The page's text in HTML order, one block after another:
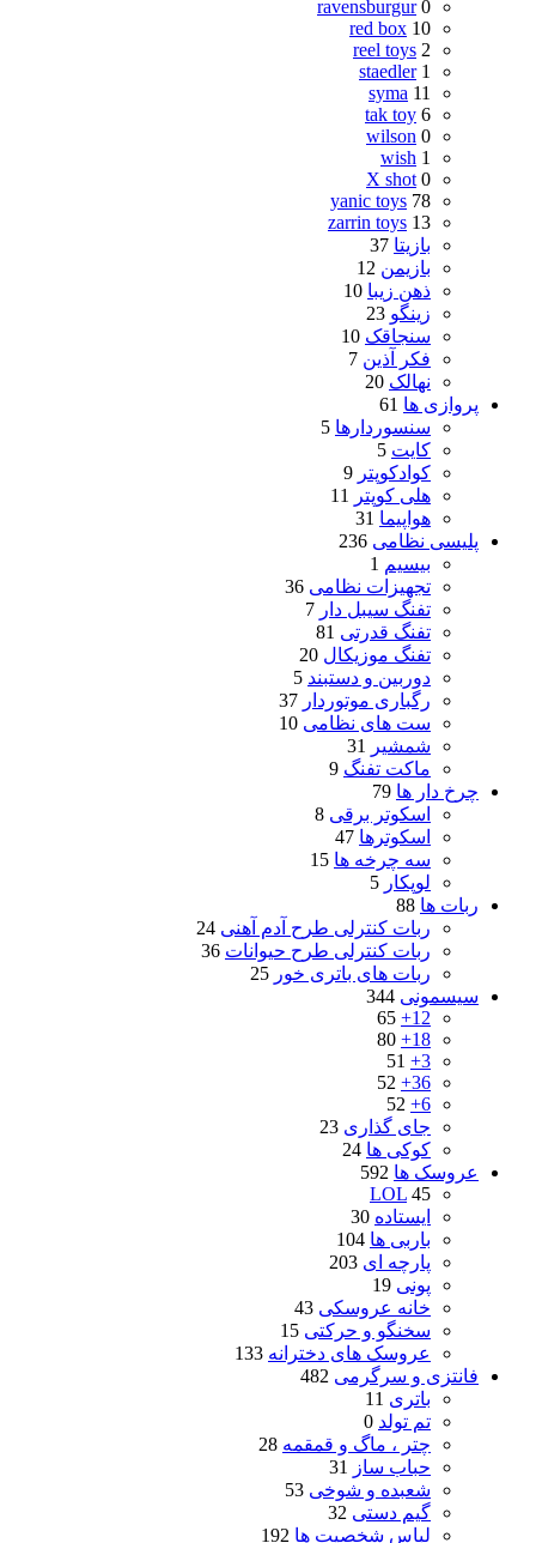
ravensburgur 0
red box 10
reel toys 2
staedler 1
syma 11
tak toy 6
wilson 0
wish 1
X shot 0
yanic toys 78
zarrin toys 13
بازیتا 37
بازیمن 12
ذهن زیبا 10
زینگو 23
سنجاقک 10
فکر آذین 7
نهالک 20
پروازی ها 61
سنسوردارها 5
کایت 5
کوادکوپتر 9
هلی کوپتر
11
هواپیما 31
پلیسی نظامی 236
بیسیم 1
تجهیزات نظامی 36
تفنگ سیبل دار 7
تفنگ قدرتی 81
تفنگ موزیکال 20
دوربین و دستبند 5
رگباری موتوردار 37
ست های نظامی 10
شمشیر
31
ماکت تفنگ 9
چرخ دار ها 79
اسکوتر برقی 8
اسکوترها 47
سه چرخه ها 15
لوپکار 5
ربات ها 88
ربات کنترلی طرح آدم آهنی 24
ربات کنترلی طرح حیوانات 36
ربات های باتری خور 25
سیسمونی 344
12+
65
18+
80
3+
51
36+
52
6+
52
جای گذاری 23
کوکی ها 24
عروسک ها 592
LOL 45
ایستاده 30
باربی ها 104
پارچه ای 203
پونی 19
خانه عروسکی 43
سخنگو و حرکتی 15
عروسک های دخترانه 133
فانتزی و سرگرمی 482
باتری 11
تم تولد 0
چتر ، ماگ و قمقمه 28
حباب ساز
31
شعبده و شوخی 53
گیم دستی 32
لباس شخصیت ها 192